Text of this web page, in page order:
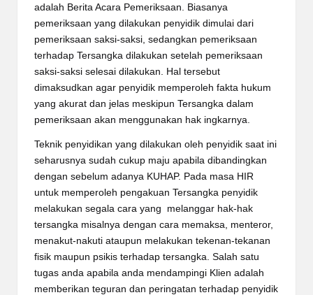
adalah Berita Acara Pemeriksaan. Biasanya
pemeriksaan yang dilakukan penyidik dimulai dari
pemeriksaan saksi-saksi, sedangkan pemeriksaan
terhadap Tersangka dilakukan setelah pemeriksaan
saksi-saksi selesai dilakukan. Hal tersebut
dimaksudkan agar penyidik memperoleh fakta hukum
yang akurat dan jelas meskipun Tersangka dalam
pemeriksaan akan menggunakan hak ingkarnya.
Teknik penyidikan yang dilakukan oleh penyidik saat ini
seharusnya sudah cukup maju apabila dibandingkan
dengan sebelum adanya KUHAP. Pada masa HIR
untuk memperoleh pengakuan Tersangka penyidik
melakukan segala cara yang melanggar hak-hak
tersangka misalnya dengan cara memaksa, menteror,
menakut-nakuti ataupun melakukan tekenan-tekanan
fisik maupun psikis terhadap tersangka. Salah satu
tugas anda apabila anda mendampingi Klien adalah
memberikan teguran dan peringatan terhadap penyidik